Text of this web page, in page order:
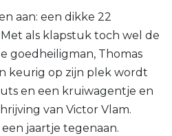
aan: een dikke 22
als klapstuk toch wel de
goedheiligman, Thomas
keurig op zijn plek wordt
en een kruiwagentje en
van Victor Vlam.
jaartje tegenaan.